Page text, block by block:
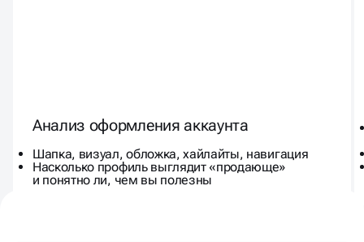
Анализ оформления аккаунта
Шапка, визуал, обложка, хайлайты, навигация
Насколько профиль выглядит «продающе»
и понятно ли, чем вы полезны